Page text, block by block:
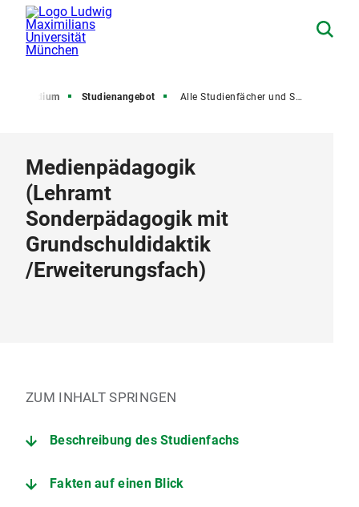
Studium Studienangebot Alle Studienfächer und Studiengänge
Medienpädagogik
(Lehramt
Sonderpädagogik mit
Grundschuldidaktik
/Erweiterungsfach)
ZUM INHALT SPRINGEN
Beschreibung des Studienfachs
Fakten auf einen Blick